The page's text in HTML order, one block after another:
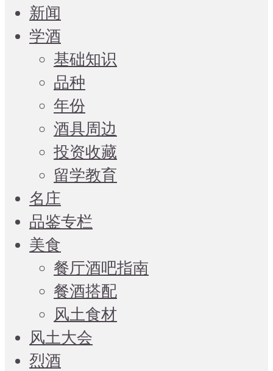
新闻
学酒
基础知识
品种
年份
酒具周边
投资收藏
留学教育
名庄
品鉴专栏
美食
餐厅酒吧指南
餐酒搭配
风土食材
风土大会
烈酒